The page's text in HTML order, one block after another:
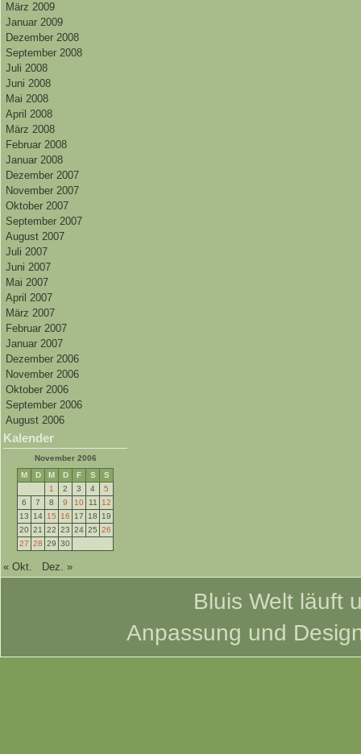
März 2009
Januar 2009
Dezember 2008
September 2008
Juli 2008
Juni 2008
Mai 2008
April 2008
März 2008
Februar 2008
Januar 2008
Dezember 2007
November 2007
Oktober 2007
September 2007
August 2007
Juli 2007
Juni 2007
Mai 2007
April 2007
März 2007
Februar 2007
Januar 2007
Dezember 2006
November 2006
Oktober 2006
September 2006
August 2006
Kalender
November 2006
M
D M D F S
S
1
2 3 4
5
6
7 8 9 10 11
12
13
14 15 16 17 18
19
20 21 22 23 24 25 26
27 28 29 30
« Okt. Dez. »
Bluis Welt läuft
Anpassung und